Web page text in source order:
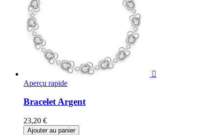

Aperçu rapide
Bracelet Argent
23,20 €
Ajouter au panier